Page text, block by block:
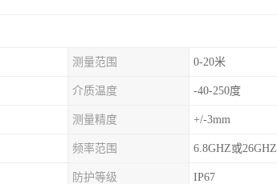
测量范围 0-20米
介质温度 -40-250度
测量精度 +/-3mm
频率范围 6.8GHZ或26GHZ
防护等级 IP67